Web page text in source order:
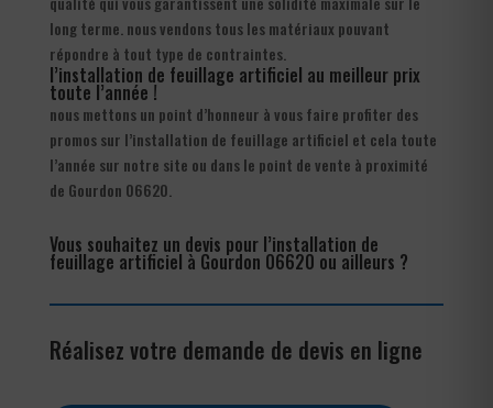
long terme. nous vendons tous les matériaux pouvant
répondre à tout type de contraintes.
l’installation de feuillage artificiel au meilleur prix
toute l’année !
nous mettons un point d’honneur à vous faire profiter des
promos sur l’installation de feuillage artificiel et cela toute
l’année sur notre site ou dans le point de vente à proximité
de Gourdon 06620.
Vous souhaitez un devis pour l’installation de
feuillage artificiel à Gourdon 06620 ou ailleurs ?
Réalisez votre demande de devis en ligne